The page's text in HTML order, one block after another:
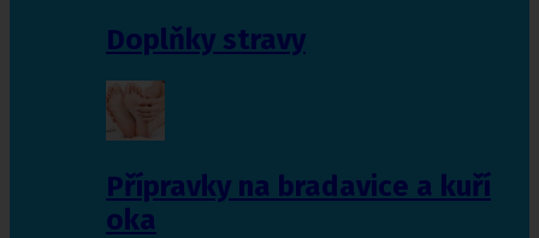
Doplňky stravy
Přípravky na bradavice a kuří
oka